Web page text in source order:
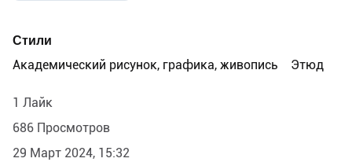
иллюстратора и консультанта-ботаника.
Стили
Академический рисунок, графика, живопись
Этюд
1 Лайк
686 Просмотров
29 Март 2024, 15:32